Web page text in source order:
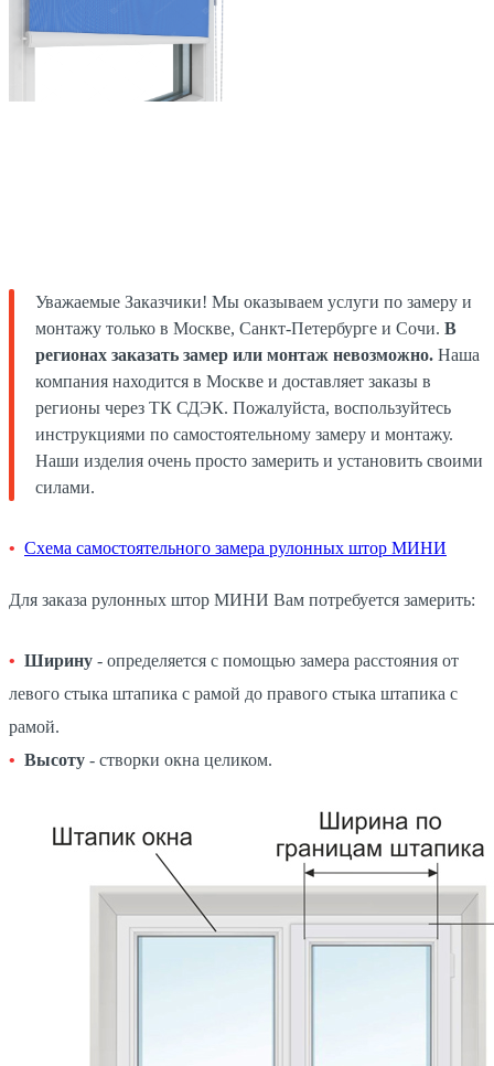
Уважаемые Заказчики! Мы оказываем услуги по замеру и
монтажу только в Москве, Санкт-Петербурге и Сочи. В
регионах заказать замер или монтаж невозможно. Наша
компания находится в Москве и доставляет заказы в
регионы через ТК СДЭК. Пожалуйста, воспользуйтесь
инструкциями по самостоятельному замеру и монтажу.
Наши изделия очень просто замерить и установить своими
силами.
Схема самостоятельного замера рулонных штор МИНИ
Для заказа рулонных штор МИНИ Вам потребуется замерить:
Ширину - определяется с помощью замера расстояния от
левого стыка штапика с рамой до правого стыка штапика с
рамой.
Высоту - створки окна целиком.